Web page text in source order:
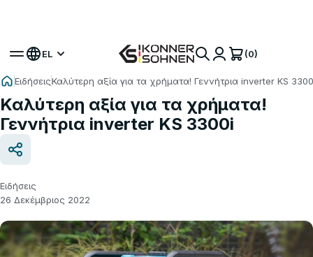
EL (0)
ΕιδήσειςΚαλύτερη αξία για τα χρήματα! Γεννήτρια inverter KS
Καλύτερη αξία για τα χρήματα!
Γεννήτρια inverter KS 3300i
Ειδήσεις
26 Δεκέμβριος 2022